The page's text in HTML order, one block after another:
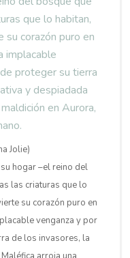
Jolie)
hogar –el reino del
las criaturas que lo
su corazón puro en
venganza y por
de los invasores, la